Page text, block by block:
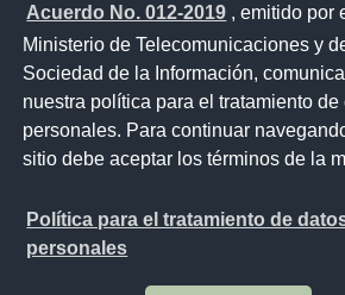
Acuerdo No. 012-2019 , emitido por
Ministerio de Telecomunicaciones y
Sociedad de la Información,
nuestra política para el tratamiento de
personales. Para continuar
sitio debe aceptar los términos de la
Política para el tratamiento de
personales
Contacto Ciudadano
Portal Trámites
Sistema Nacional de